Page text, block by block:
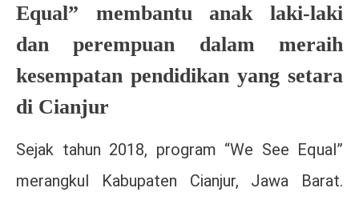
Equal” membantu anak laki-laki
dan perempuan dalam meraih
kesempatan pendidikan yang setara
di Cianjur
Sejak tahun 2018, program “We See Equal”
merangkul Kabupaten Cianjur, Jawa Barat.